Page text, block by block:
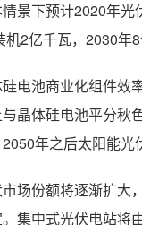
景下预计2020年
2亿千瓦，2030年
电池商业化组件
晶体硅电池平分
年之后太阳能光
场份额将逐渐扩大
集中式光伏电站将